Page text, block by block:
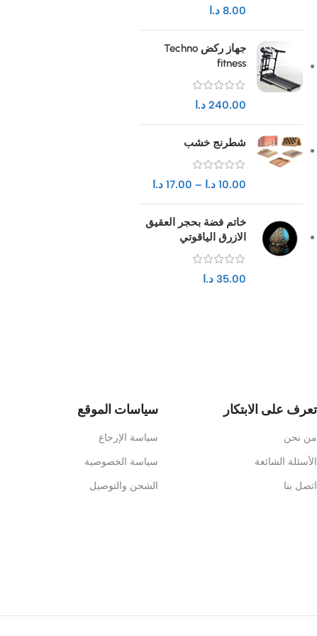
8.00 د.ا
جهاز ركض Techno
fitness
240.00 د.ا
شطرنج خشب
10.00 د.ا –
17.00 د.ا
خاتم فضة بحجر العقيق
الازرق الياقوتي
35.00 د.ا
تعرف على الابتكار
من نحن
الأسئلة الشائعة
اتصل بنا
سياسات الموقع
سياسة الإرجاع
سياسة الخصوصية
الشحن والتوصيل